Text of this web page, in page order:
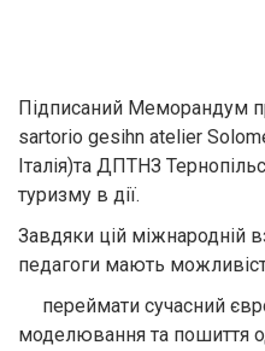
Підписаний Меморандум
sartorio gesihn atelier
Італія)та ДПТНЗ
туризму в дії.
Завдяки цій міжнародній
педагоги мають
переймати сучасний
моделювання та пошиття